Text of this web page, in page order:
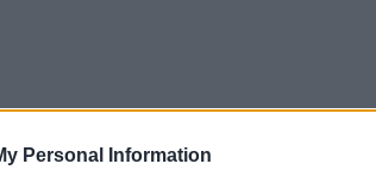
Personal Information